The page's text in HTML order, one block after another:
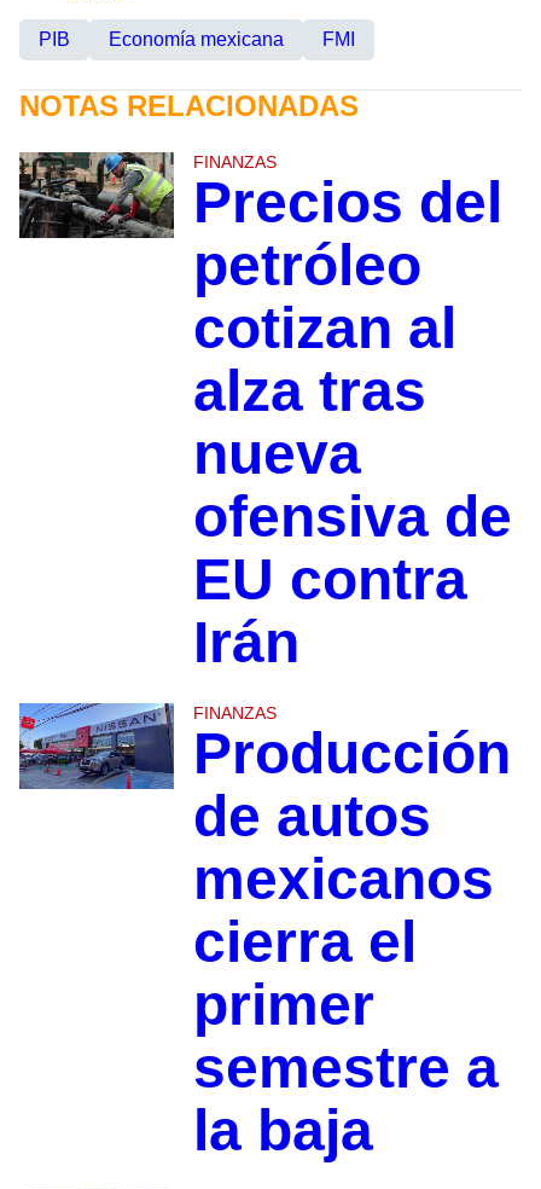
PIB Economía mexicana FMI
NOTAS RELACIONADAS
FINANZAS
Precios del
petróleo
cotizan al
alza tras
nueva
ofensiva de
EU contra
Irán
FINANZAS
Producción
de autos
mexicanos
cierra el
primer
semestre a
la baja